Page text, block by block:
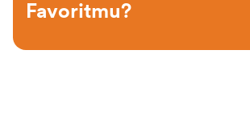
Favoritmu?